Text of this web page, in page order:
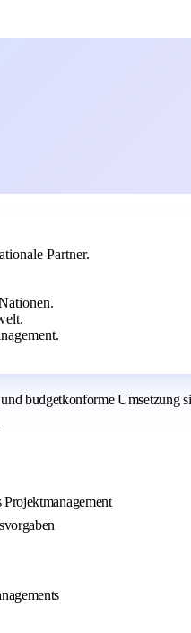
Partner.
budgetkonforme Umsetzung